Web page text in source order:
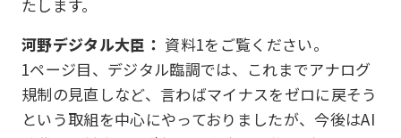
たします。
河野デジタル大臣： 資料1をご覧ください。
1ページ目、デジタル臨調では、これまでアナログ
規制の見直しなど、言わばマイナスをゼロに戻そう
という取組を中心にやっておりましたが、今後はAI